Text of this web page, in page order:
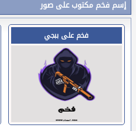
إسم فخم مكتوب على صور
فخم على ببجي